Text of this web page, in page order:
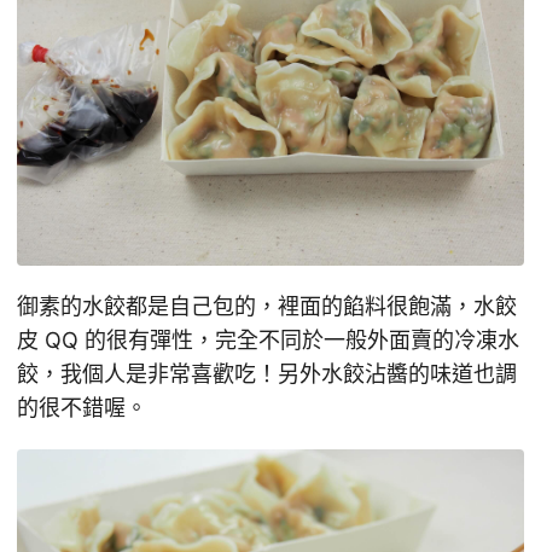
御素的水餃都是自己包的，裡面的餡料很飽滿，水餃
皮 QQ 的很有彈性，完全不同於一般外面賣的冷凍水
餃，我個人是非常喜歡吃！另外水餃沾醬的味道也調
的很不錯喔。